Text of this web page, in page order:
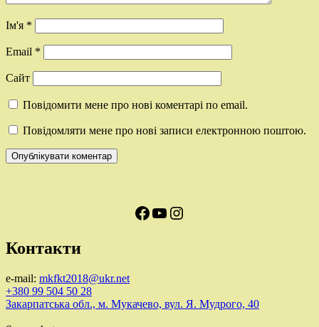
Ім'я *
Email *
Сайт
Повідомити мене про нові коментарі по email.
Повідомляти мене про нові записи електронною поштою.
Facebook
YouTube
Instagram
Контакти
e-mail: mkfkt2018@ukr.net
+380 99 504 50 28
Закарпатська обл., м. Мукачево, вул. Я. Мудрого, 40